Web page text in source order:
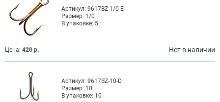
Артикул: 9617BZ-1/0-E
Размер: 1/0
В упаковке: 5
Цена: 420 р. Нет в наличии
Артикул: 9617BZ-10-D
Размер: 10
В упаковке: 10